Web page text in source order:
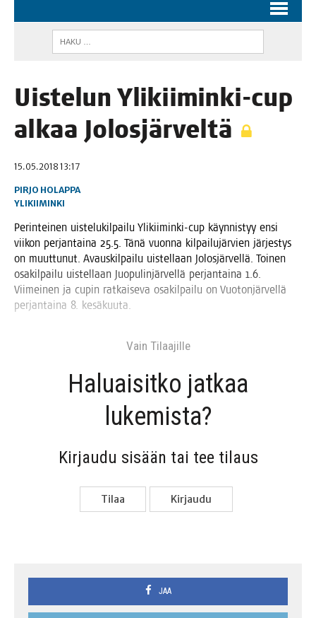
Uis­te­lun Yli­kii­min­ki-cup
alkaa Jolosjärveltä
15.05.2018 13:17
PIRJO HOLAPPA
YLIKIIMINKI
Perin­tei­nen uis­te­lu­kil­pai­lu Yli­kii­min­ki-cup käyn­nis­tyy ensi
vii­kon per­jan­tai­na 25.5. Tänä vuon­na kil­pai­lu­jär­vien jär­jes­tys
on muut­tu­nut. Avaus­kil­pai­lu uis­tel­laan Jolos­jär­vel­lä. Toi­nen
osa­kil­pai­lu uis­tel­laan Juo­pu­lin­jär­vel­lä per­jan­tai­na 1.6.
Vii­mei­nen ja cupin rat­kai­se­va osa­kil­pai­lu on Vuo­ton­jär­vel­lä
per­jan­tai­na 8. kesäkuuta.
Vain Tilaa­jil­le
Haluai­sit­ko jat­kaa
lukemista?
Kir­jau­du sisään tai tee tilaus
Tilaa Kir­jau­du
JAA